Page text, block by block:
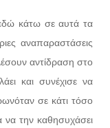
κάτω σε αυτά τα
αναπαραστάσεις
αντίδραση στο
και συνέχισε να
σε κάτι τόσο
να την καθησυχάσει